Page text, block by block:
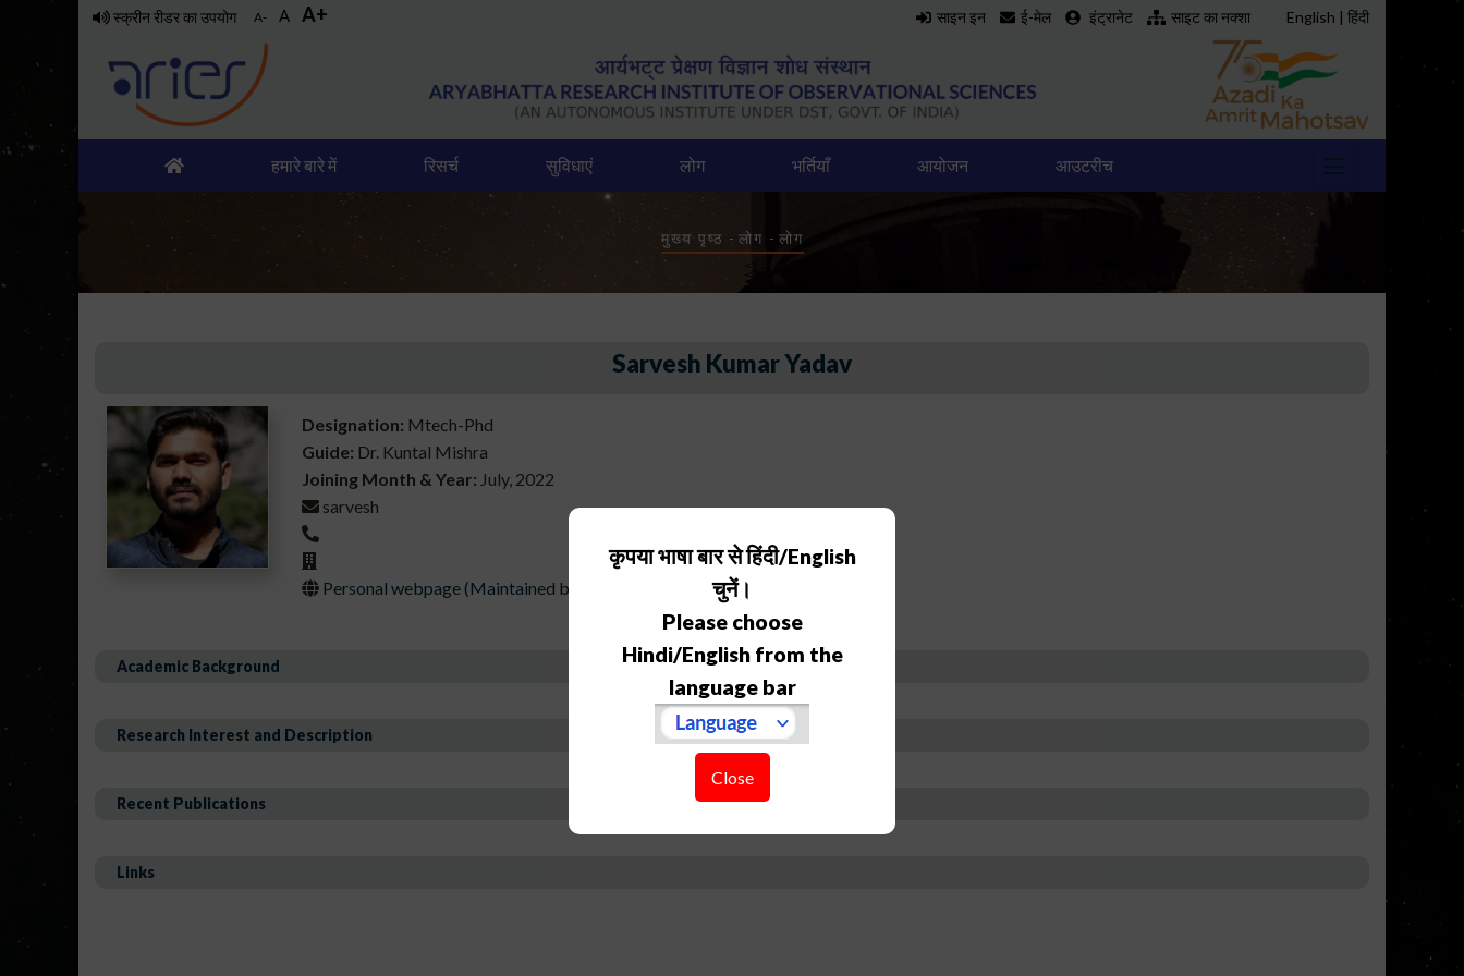
स्क्रीन रीडर का उपयोग A- A A+ साइन इन ई-मेल इंट्रानेट साइट का नक्शा English | हिंदी
हमारे बारे में रिसर्च सुविधाएं लोग भर्तियाँ आयोजन आउटरीच
Breadcrumb
मुख्य पृष्ठ - लोग - लोग
Sarvesh Kumar Yadav
Designation: Mtech-Phd
Guide: Dr. Kuntal Mishra
Joining Month & Year: July, 2022
sarvesh
Personal webpage (Maintained by individual)
Academic Background
Research Interest and Description
Recent Publications
Links
कृपया भाषा बार से हिंदी/English
चुनें।
Please choose
Hindi/English from the
language bar
Close